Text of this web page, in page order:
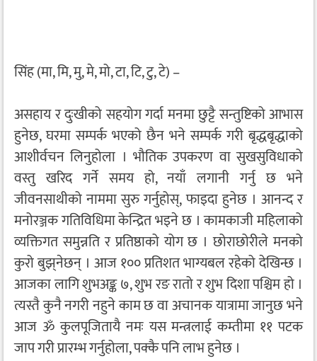
सिंह (मा, मि, मु, मे, मो, टा, टि, टु, टे) –
असहाय र दुःखीको सहयोग गर्दा मनमा छुट्टै सन्तुष्टिको आभास
हुनेछ, घरमा सम्पर्क भएको छैन भने सम्पर्क गरी बृद्धबृद्धाको
आशीर्वचन लिनुहोला । भौतिक उपकरण वा सुखसुविधाको
वस्तु खरिद गर्ने समय हो, नयाँ लगानी गर्नु छ भने
जीवनसाथीको नाममा सुरु गर्नुहोस्, फाइदा हुनेछ । आनन्द र
मनोरञ्जक गतिविधिमा केन्द्रित भइने छ । कामकाजी महिलाको
व्यक्तिगत समुन्नति र प्रतिष्ठाको योग छ । छोराछोरीले मनको
कुरो बुझ्‌नेछन् । आज १०० प्रतिशत भाग्यबल रहेको देखिन्छ ।
आजका लागि शुभअङ्क ७, शुभ रङ रातो र शुभ दिशा पश्चिम हो ।
त्यस्तै कुनै नगरी नहुने काम छ वा अचानक यात्रामा जानुछ भने
आज ॐ कुलपूजितायै नमः यस मन्त्रलाई कम्तीमा ११ पटक
जाप गरी प्रारम्भ गर्नुहोला, पक्कै पनि लाभ हुनेछ ।